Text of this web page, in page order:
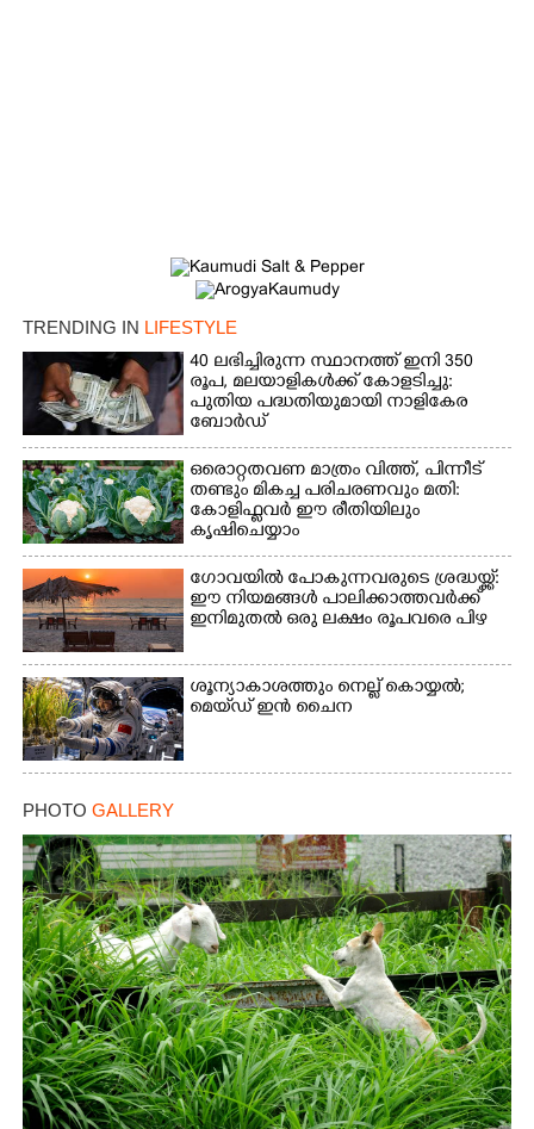
TRENDING IN LIFESTYLE
40 ലഭിച്ചിരുന്ന സ്ഥാനത്ത് ഇനി 350
രൂപ, മലയാളികൾക്ക് കോളടിച്ചു:
പുതിയ പദ്ധതിയുമായി നാളികേര
ബോർഡ്
ഒരൊറ്റതവണ മാത്രം വിത്ത്, പിന്നീട്
തണ്ടും മികച്ച പരിചരണവും മതി:
കോളിഫ്ലവർ ഈ രീതിയിലും
കൃഷിചെയ്യാം
ഗോവയിൽ പോകുന്നവരുടെ ശ്രദ്ധയ്ക്ക്:
ഈ നിയമങ്ങൾ പാലിക്കാത്തവർക്ക്
ഇനിമുതൽ ഒരു ലക്ഷം രൂപവരെ പിഴ
ശൂന്യാകാശത്തും നെല്ല് കൊയ്യൽ;
മെയ്‌ഡ് ഇൻ ചൈന
PHOTO GALLERY